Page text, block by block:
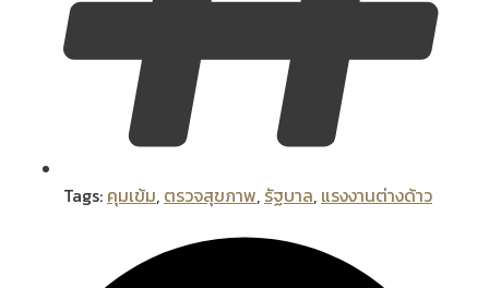
Tags: คุมเข้ม, ตรวจสุขภาพ, รัฐบาล, แรงงานต่างด้าว